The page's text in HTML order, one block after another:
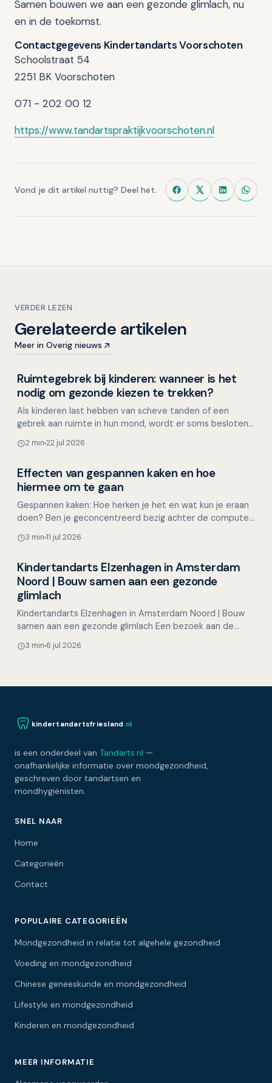
Samen bouwen we aan een gezonde glimlach, nu
en in de toekomst.
Contactgegevens Kindertandarts Voorschoten
Schoolstraat 54
2251 BK Voorschoten
071 - 202 00 12
https://www.tandartspraktijkvoorschoten.nl
Vond je dit artikel nuttig? Deel het.
VERDER LEZEN
Gerelateerde artikelen
Meer in Overig nieuws
Kinderen en mondgezondheid
Ruimtegebrek bij kinderen: wanneer is het
nodig om gezonde kiezen te trekken?
Als kinderen last hebben van scheve tanden of een
gebrek aan ruimte in hun mond, wordt er soms besloten
i…
2 min 22 jul 2026
Mondgezondheid in relatie tot algehele gezondheid
Effecten van gespannen kaken en hoe
hiermee om te gaan
Gespannen kaken: Hoe herken je het en wat kun je eraan
doen? Ben je geconcentreerd bezig achter de computer,
3 min 11 jul 2026
Overig nieuws
Kindertandarts Elzenhagen in Amsterdam
Noord | Bouw samen aan een gezonde
glimlach
Kindertandarts Elzenhagen in Amsterdam Noord | Bouw
samen aan een gezonde glimlach Een bezoek aan de
zijn…
3 min 6 jul 2026
kindertandartsfriesland.nl
is een onderdeel van Tandarts.nl —
onafhankelijke informatie over mondgezondheid,
geschreven door tandartsen en
mondhygiënisten.
SNEL NAAR
Home
Categorieën
Contact
POPULAIRE CATEGORIEËN
Mondgezondheid in relatie tot algehele gezondheid
Voeding en mondgezondheid
Chinese geneeskunde en mondgezondheid
Lifestyle en mondgezondheid
Kinderen en mondgezondheid
MEER INFORMATIE